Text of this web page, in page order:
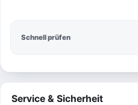
Schnell prüfen
Service & Sicherheit